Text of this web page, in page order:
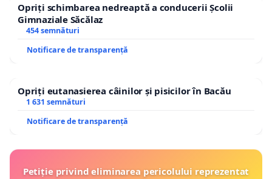
Opriți schimbarea nedreaptă a conducerii Școlii
Gimnaziale Săcălaz
454 semnături
Notificare de transparență
Opriți eutanasierea câinilor și pisicilor în Bacău
1 631 semnături
Notificare de transparență
Petiție privind eliminarea pericolului reprezentat